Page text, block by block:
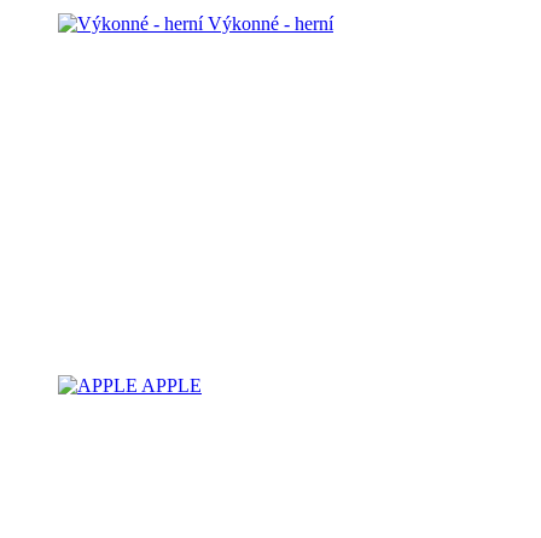
Výkonné - herní
APPLE